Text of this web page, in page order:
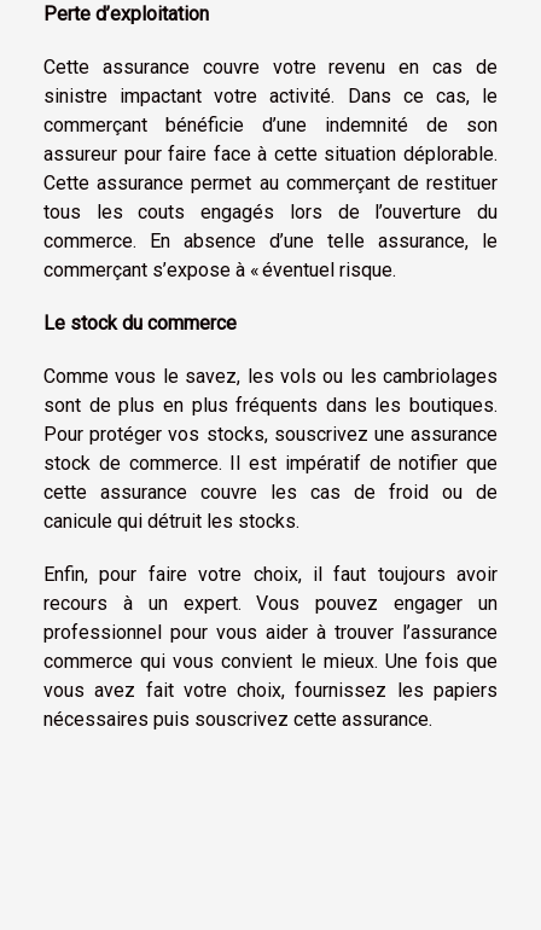
Perte d’exploitation
Cette assurance couvre votre revenu en cas de
sinistre impactant votre activité. Dans ce cas, le
commerçant bénéficie d’une indemnité de son
assureur pour faire face à cette situation déplorable.
Cette assurance permet au commerçant de restituer
tous les couts engagés lors de l’ouverture du
commerce. En absence d’une telle assurance, le
commerçant s’expose à « éventuel risque.
Le stock du commerce
Comme vous le savez, les vols ou les cambriolages
sont de plus en plus fréquents dans les boutiques.
Pour protéger vos stocks, souscrivez une assurance
stock de commerce. Il est impératif de notifier que
cette assurance couvre les cas de froid ou de
canicule qui détruit les stocks.
Enfin, pour faire votre choix, il faut toujours avoir
recours à un expert. Vous pouvez engager un
professionnel pour vous aider à trouver l’assurance
commerce qui vous convient le mieux. Une fois que
vous avez fait votre choix, fournissez les papiers
nécessaires puis souscrivez cette assurance.